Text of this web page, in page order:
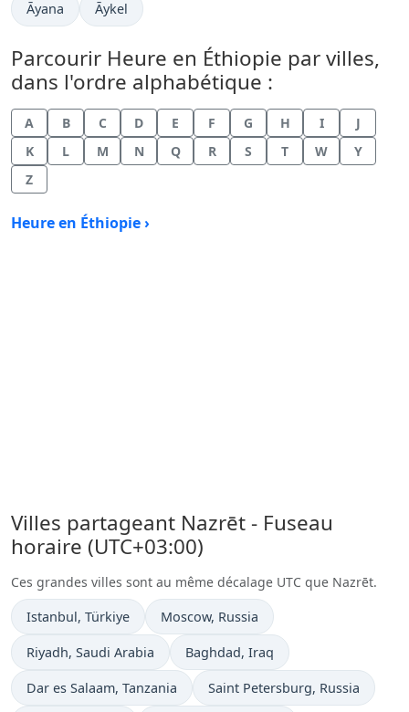
Heure actuelle à
Āyana Heure actuelle à
Āykel
Parcourir Heure en Éthiopie par villes,
dans l'ordre alphabétique :
A B C D E F G H I
J
K
L M N Q R S T W
Y
Z
Heure en Éthiopie ›
Villes partageant Nazrēt - Fuseau
horaire (UTC+03:00)
Ces grandes villes sont au même décalage UTC que Nazrēt.
Heure actuelle à
Istanbul, Türkiye Heure actuelle à
Moscow, Russia
Heure actuelle à
Riyadh, Saudi Arabia Heure actuelle à
Baghdad, Iraq
Heure actuelle à
Dar es Salaam, Tanzania Heure actuelle à
Saint Petersburg, Russia